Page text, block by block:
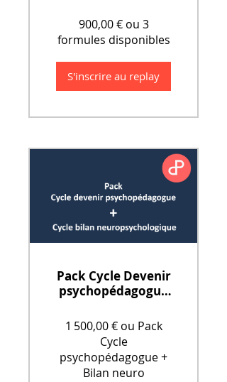
neurodéveloppem
ent) (6 jours)
900,00 € ou 3
formules disponibles
S'inscrire au replay
Pack Cycle Devenir
psychopédagogue
des TND (12 jours)
1 500,00 € ou Pack
Cycle
psychopédagogue +
Bilan neuro